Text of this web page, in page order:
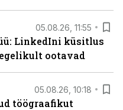
05.08.26, 11:55
LinkedIni küsitlus
ootavad
05.08.26, 10:18
töögraafikut